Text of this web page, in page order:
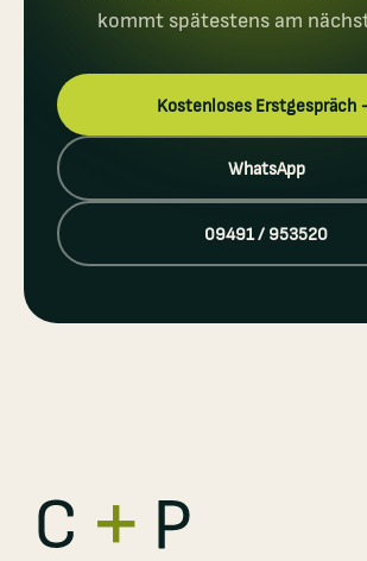
kommt spätestens am
Kostenloses Erstgespräch
WhatsApp
09491 / 953520